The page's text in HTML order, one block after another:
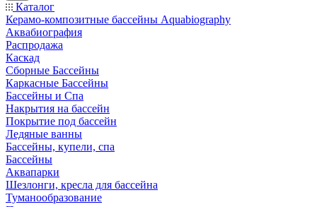
Каталог
Керамо-композитные бассейны Aquabiography
Аквабиография
Распродажа
Каскад
Сборные Бассейны
Каркасные Бассейны
Бассейны и Спа
Накрытия на бассейн
Покрытие под бассейн
Ледяные ванны
Бассейны, купели, спа
Бассейны
Аквапарки
Шезлонги, кресла для бассейна
Туманообразование